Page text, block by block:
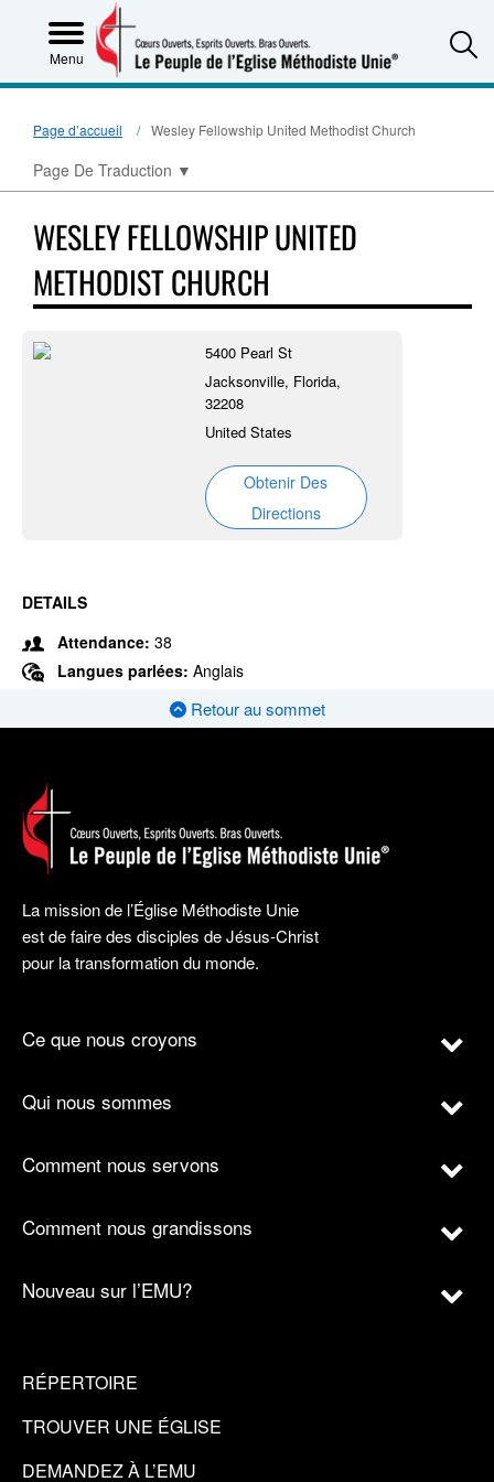
Menu
Page d’accueil Wesley Fellowship United Methodist Church
Page De Traduction ▼
WESLEY FELLOWSHIP UNITED
METHODIST CHURCH
5400 Pearl St
Jacksonville, Florida,
32208
United States
Obtenir Des
Directions
DETAILS
Attendance: 38
Langues parlées: Anglais
Retour au sommet
La mission de l’Église Méthodiste Unie
est de faire des disciples de Jésus-Christ
pour la transformation du monde.
Ce que nous croyons
Qui nous sommes
Comment nous servons
Comment nous grandissons
Nouveau sur l’EMU?
RÉPERTOIRE
TROUVER UNE ÉGLISE
DEMANDEZ À L’EMU